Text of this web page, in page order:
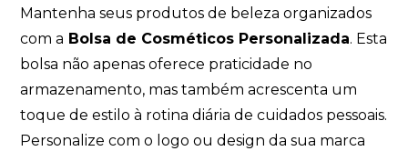
Mantenha seus produtos de beleza organizados
com a Bolsa de Cosméticos Personalizada. Esta
bolsa não apenas oferece praticidade no
armazenamento, mas também acrescenta um
toque de estilo à rotina diária de cuidados pessoais.
Personalize com o logo ou design da sua marca